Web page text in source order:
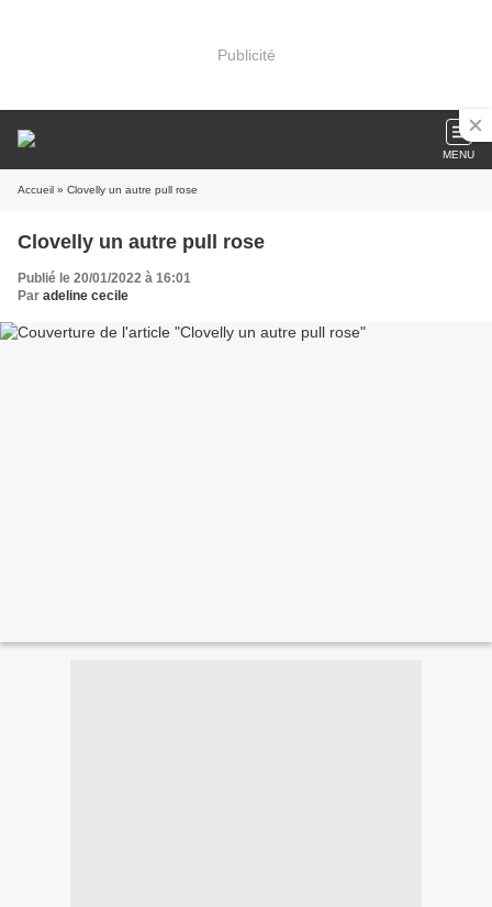
Publicité
MENU
Accueil » Clovelly un autre pull rose
Clovelly un autre pull rose
Publié le 20/01/2022 à 16:01
Par adeline cecile